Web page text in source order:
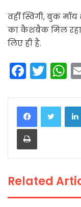
वहीं स्विगी, बुक
का कैशबैक मिल
लिए ही है.
F
a
c
e
b
o
k
T
w
itt
er
h
a
ts
p
Print
Related